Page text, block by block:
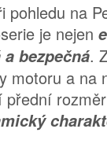
pohledu na
je nejen
bezpečná.
motoru a na